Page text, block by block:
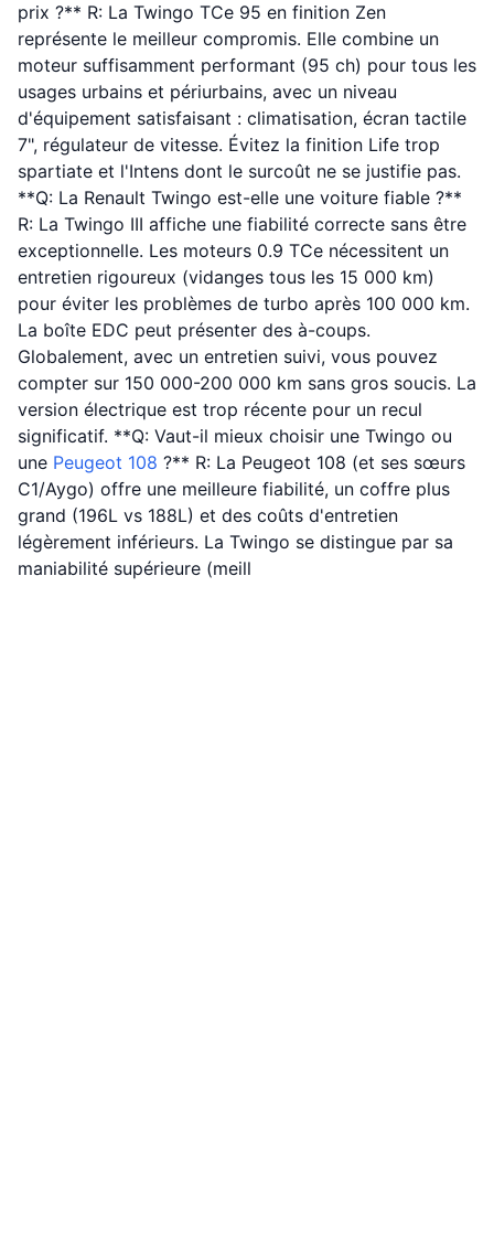
prix ?** R: La Twingo TCe 95 en finition Zen
représente le meilleur compromis. Elle combine un
moteur suffisamment performant (95 ch) pour tous les
usages urbains et périurbains, avec un niveau
d'équipement satisfaisant : climatisation, écran tactile
7", régulateur de vitesse. Évitez la finition Life trop
spartiate et l'Intens dont le surcoût ne se justifie pas.
**Q: La Renault Twingo est-elle une voiture fiable ?**
R: La Twingo III affiche une fiabilité correcte sans être
exceptionnelle. Les moteurs 0.9 TCe nécessitent un
entretien rigoureux (vidanges tous les 15 000 km)
pour éviter les problèmes de turbo après 100 000 km.
La boîte EDC peut présenter des à-coups.
Globalement, avec un entretien suivi, vous pouvez
compter sur 150 000-200 000 km sans gros soucis. La
version électrique est trop récente pour un recul
significatif. **Q: Vaut-il mieux choisir une Twingo ou
une Peugeot 108 ?** R: La Peugeot 108 (et ses sœurs
C1/Aygo) offre une meilleure fiabilité, un coffre plus
grand (196L vs 188L) et des coûts d'entretien
légèrement inférieurs. La Twingo se distingue par sa
maniabilité supérieure (meill